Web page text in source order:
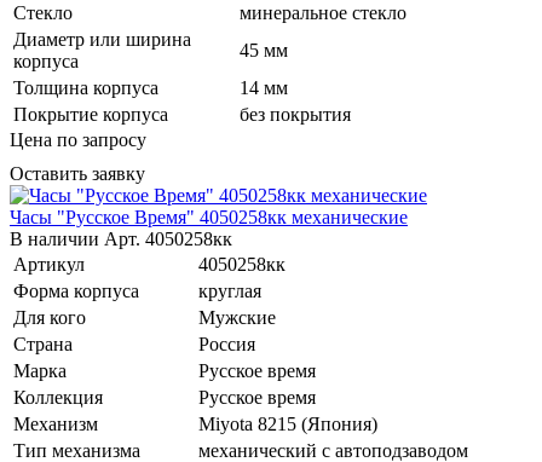
Стекло
минеральное стекло
Диаметр или ширина
корпуса
45 мм
Толщина корпуса
14 мм
Покрытие корпуса
без покрытия
Цена по запросу
Оставить заявку
Часы "Русское Время" 4050258кк механические
В наличии Арт. 4050258кк
Артикул
4050258кк
Форма корпуса
круглая
Для кого
Мужские
Страна
Россия
Марка
Русское время
Коллекция
Русское время
Механизм
Miyota 8215 (Япония)
Тип механизма
механический с автоподзаводом